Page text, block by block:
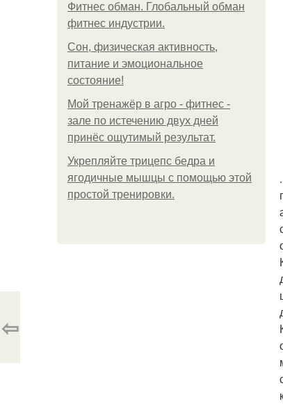
Фитнес обман. Глобальный обман
фитнес индустрии.
Сон, физическая активность,
питание и эмоциональное
состояние!
Мой тренажёр в агро - фитнес -
зале по истечению двух дней
принёс ощутимый результат.
Укрепляйте трицепс бедра и
ягодичные мышцы с помощью этой
простой тренировки.
⇦